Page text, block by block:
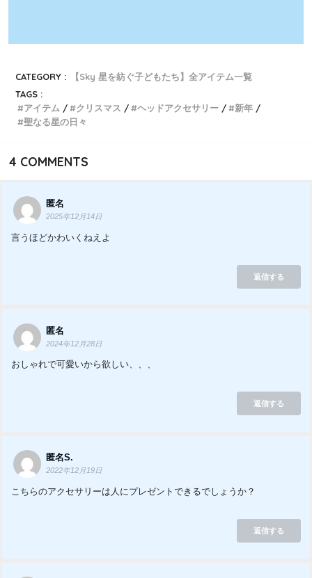
CATEGORY :
【Sky 星を紡ぐ子どもたち】全アイテム一覧
TAGS :
アイテム
クリスマス ヘッドアクセサリー
新年
聖なる星の日々
4 COMMENTS
匿名
2025年12月14日
言うほどかわいくねえよ
返信する
匿名
2024年12月28日
おしゃれで可愛いから欲しい、、、
返信する
匿名S.
2022年12月19日
こちらのアクセサリーは人にプレゼントできるでしょうか？
返信する